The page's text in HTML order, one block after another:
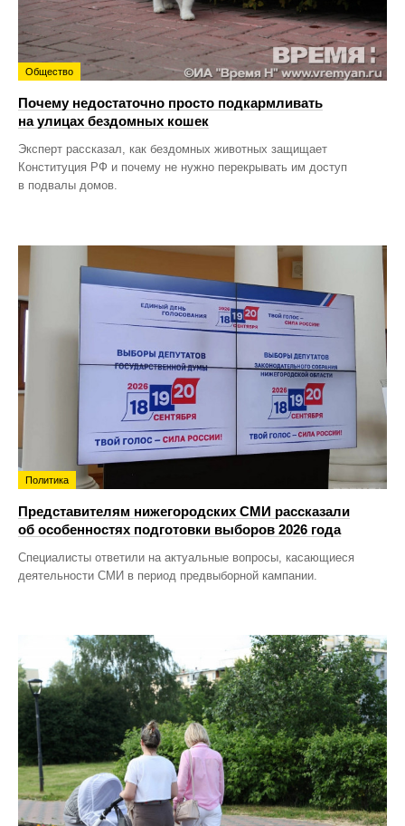
Общество
Почему недостаточно просто подкармливать
на улицах бездомных кошек
Эксперт рассказал, как бездомных животных защищает
Конституция РФ и почему не нужно перекрывать им доступ
в подвалы домов.
Политика
Представителям нижегородских СМИ рассказали
об особенностях подготовки выборов 2026 года
Специалисты ответили на актуальные вопросы, касающиеся
деятельности СМИ в период предвыборной кампании.